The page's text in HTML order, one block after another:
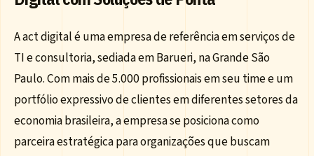
A act digital é uma empresa de referência em serviços de
TI e consultoria, sediada em Barueri, na Grande São
Paulo. Com mais de 5.000 profissionais em seu time e um
portfólio expressivo de clientes em diferentes setores da
economia brasileira, a empresa se posiciona como
parceira estratégica para organizações que buscam